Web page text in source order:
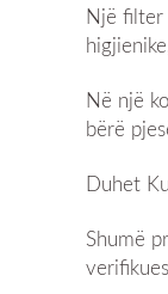
Një filter
Në një
bërë
Duhet
Shumë